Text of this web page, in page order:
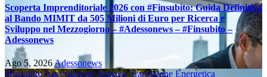
Scoperta Imprenditoriale 2026 con #Finsubito: Guida Definitiva
al Bando MIMIT da 505 Milioni di Euro per Ricerca e
Sviluppo nel Mezzogiorno – #Adessonews – #Finsubito –
Adessonews
Ago 5, 2026Adessonews
#finsubitoAgevolazioni ImpreseTransizione Energetica